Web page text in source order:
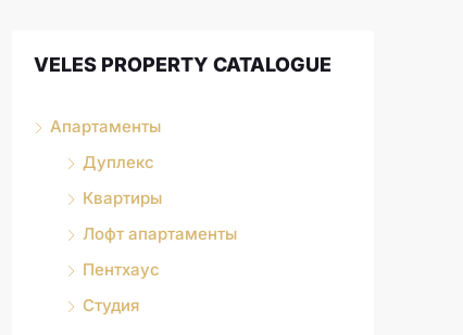
VELES PROPERTY CATALOGUE
Апартаменты
Дуплекс
Квартиры
Лофт апартаменты
Пентхаус
Студия